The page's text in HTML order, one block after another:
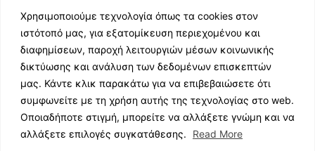
Χρησιμοποιούμε τεχνολογία όπως τα cookies στον
ιστότοπό μας, για εξατομίκευση περιεχομένου και
διαφημίσεων, παροχή λειτουργιών μέσων κοινωνικής
δικτύωσης και ανάλυση των δεδομένων επισκεπτών
μας. Κάντε κλικ παρακάτω για να επιβεβαιώσετε ότι
συμφωνείτε με τη χρήση αυτής της τεχνολογίας στο web.
Οποιαδήποτε στιγμή, μπορείτε να αλλάξετε γνώμη και να
αλλάξετε επιλογές συγκατάθεσης.
Read More
ΕΛΛΗΝΙΚΗ ΜΟΥΣΙΚΗ
TV SHOWS
EVENTS
ΘΕΑΤΡΟ
ΔΙΑΓΩΝΙΣΜΟΙ